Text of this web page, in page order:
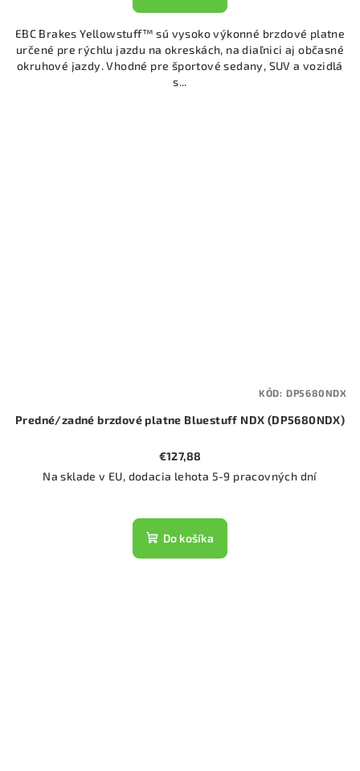
EBC Brakes Yellowstuff™ sú vysoko výkonné brzdové platne
určené pre rýchlu jazdu na okreskách, na diaľnici aj občasné
okruhové jazdy. Vhodné pre športové sedany, SUV a vozidlá
s...
Predné/zadné brzdové platne Bluestuff NDX (DP5680NDX)
€127,88
Na sklade v EU, dodacia lehota 5-9 pracovných dní
Do košíka
KÓD: DP5680NDX